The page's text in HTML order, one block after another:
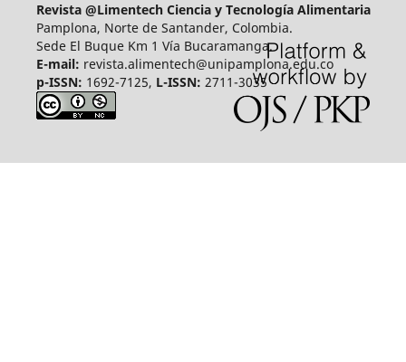
Revista @Limentech Ciencia y Tecnología Alimentaria
Pamplona, Norte de Santander, Colombia.
Sede El Buque Km 1 Vía Bucaramanga.
E-mail: revista.alimentech@unipamplona.edu.co
p-ISSN: 1692-7125, L-ISSN: 2711-3035